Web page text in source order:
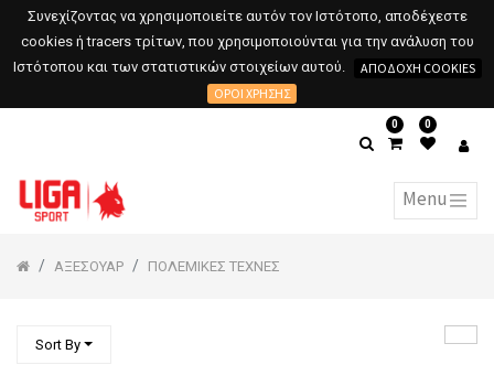
Συνεχίζοντας να χρησιμοποιείτε αυτόν τον Ιστότοπο, αποδέχεστε
cookies ή tracers τρίτων, που χρησιμοποιούνται για την ανάλυση του
Ιστότοπου και των στατιστικών στοιχείων αυτού.
ΑΠΟΔΟΧΉ COOKIES
ΌΡΟΙ ΧΡΉΣΗΣ
0 0
ΑΞΕΣΟΥΑΡ ΠΟΛΕΜΙΚΕΣ ΤΕΧΝΕΣ
Sort By